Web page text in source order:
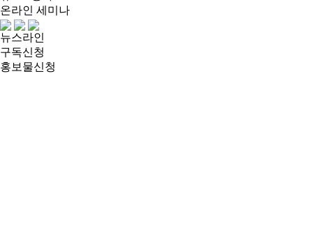
온라인 세미나
뉴스라인
구독신청
홍보물신청